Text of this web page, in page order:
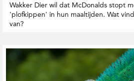
Wakker Dier wil dat McDonalds stopt
'plofkippen' in hun maaltijden. Wat
van?